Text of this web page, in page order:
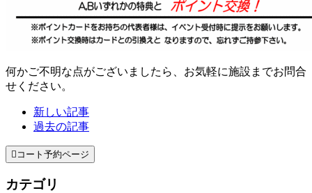
何かご不明な点がございましたら、お気軽に施設までお問合
せください。
新しい記事
過去の記事
 コート予約ページ
カテゴリ